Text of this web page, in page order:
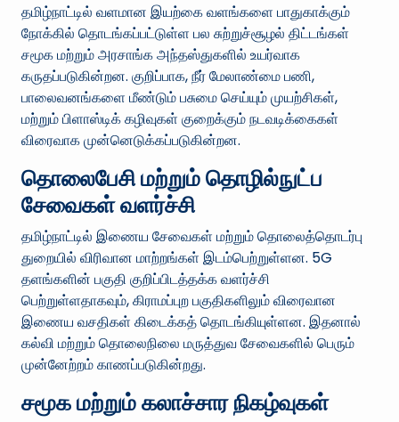
தமிழ்நாட்டில் வளமான இயற்கை வளங்களை பாதுகாக்கும்
நோக்கில் தொடங்கப்பட்டுள்ள பல சுற்றுச்சூழல் திட்டங்கள்
சமூக மற்றும் அரசாங்க அந்தஸ்துகளில் உயர்வாக
கருதப்படுகின்றன. குறிப்பாக, நீர் மேலாண்மை பணி,
பாலைவனங்களை மீண்டும் பசுமை செய்யும் முயற்சிகள்,
மற்றும் பிளாஸ்டிக் கழிவுகள் குறைக்கும் நடவடிக்கைகள்
விரைவாக முன்னெடுக்கப்படுகின்றன.
தொலைபேசி மற்றும் தொழில்நுட்ப
சேவைகள் வளர்ச்சி
தமிழ்நாட்டில் இணைய சேவைகள் மற்றும் தொலைத்தொடர்பு
துறையில் விரிவான மாற்றங்கள் இடம்பெற்றுள்ளன. 5G
தளங்களின் பகுதி குறிப்பிடத்தக்க வளர்ச்சி
பெற்றுள்ளதாகவும், கிராமப்புற பகுதிகளிலும் விரைவான
இணைய வசதிகள் கிடைக்கத் தொடங்கியுள்ளன. இதனால்
கல்வி மற்றும் தொலைநிலை மருத்துவ சேவைகளில் பெரும்
முன்னேற்றம் காணப்படுகின்றது.
சமூக மற்றும் கலாச்சார நிகழ்வுகள்